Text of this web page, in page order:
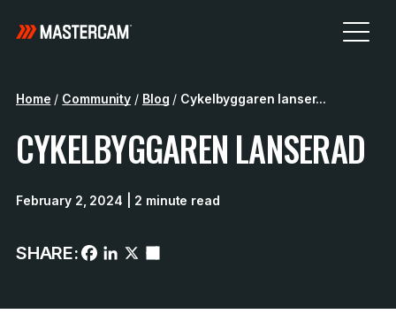
Home / Community / Blog / Cykelbyggaren lanser...
CYKELBYGGAREN LANSERAD
February 2, 2024 | 2 minute read
SHARE: